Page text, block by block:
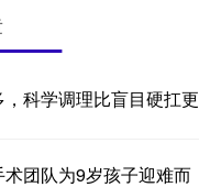
科学调理比盲目硬扛更
团队为9岁孩子迎难而